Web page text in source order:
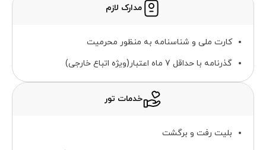
مدارک لازم
کارت ملی و شناسنامه به منظور محرمیت
گذرنامه با حداقل 7 ماه اعتبار(ویژه اتباع خارجی)
خدمات تور
بلیت رفت و برگشت